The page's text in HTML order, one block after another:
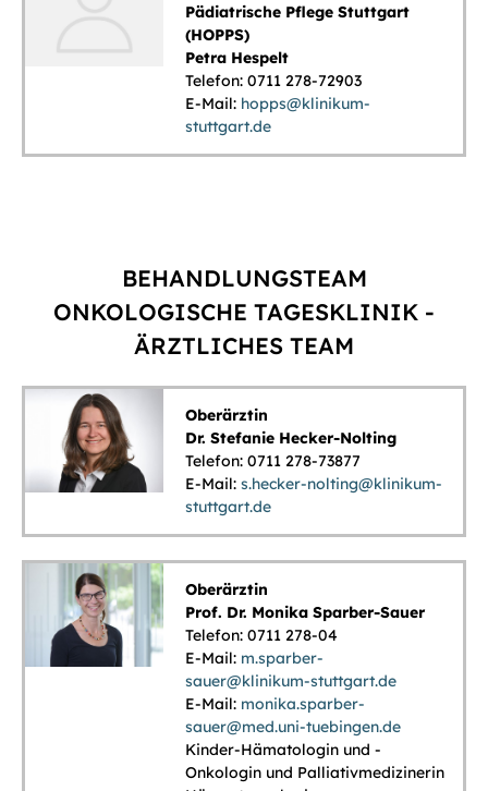
Pädiatrische Pflege Stuttgart
(HOPPS)
Petra Hespelt
Telefon: 0711 278-72903
E-Mail: hopps@klinikum-
stuttgart.de
BEHANDLUNGSTEAM
ONKOLOGISCHE TAGESKLINIK -
ÄRZTLICHES TEAM
Oberärztin
Dr. Stefanie Hecker-Nolting
Telefon: 0711 278-73877
E-Mail:s.hecker-nolting@klinikum-
stuttgart.de
Oberärztin
Prof. Dr. Monika Sparber-Sauer
Telefon: 0711 278-04
E-Mail: m.sparber-
sauer@klinikum-stuttgart.de
E-Mail: monika.sparber-
sauer@med.uni-tuebingen.de
Kinder-Hämatologin und -
Onkologin und Palliativmedizinerin